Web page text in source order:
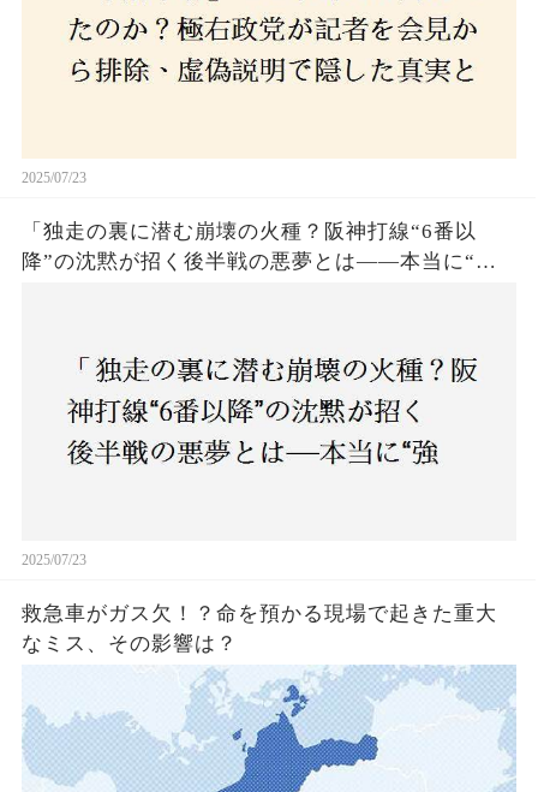
2025/07/23
「独走の裏に潜む崩壊の火種？阪神打線“6番以
降”の沈黙が招く後半戦の悪夢とは——本当に“強
2025/07/23
救急車がガス欠！？命を預かる現場で起きた重大
なミス、その影響は？